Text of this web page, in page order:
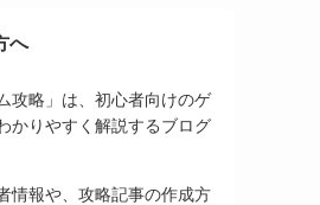
へ
攻略」は、初心者向けのゲ
かりやすく解説するブログ
情報や、攻略記事の作成方